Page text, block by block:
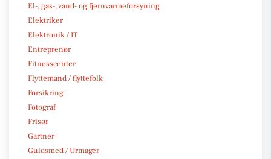
El-, gas-, vand- og fjernvarmeforsyning
Elektriker
Elektronik / IT
Entreprenør
Fitnesscenter
Flyttemand / flyttefolk
Forsikring
Fotograf
Frisør
Gartner
Guldsmed / Urmager